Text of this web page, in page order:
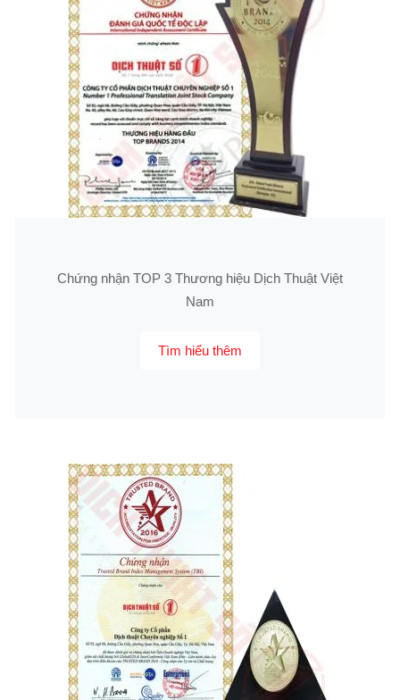
Chứng nhận TOP 3 Thương hiệu Dịch Thuật Việt
Nam
Tìm hiểu thêm